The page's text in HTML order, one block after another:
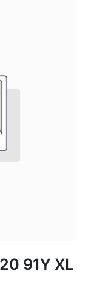
91Y XL